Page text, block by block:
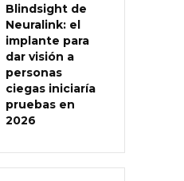
Blindsight de
Neuralink: el
implante para
dar visión a
personas
ciegas iniciaría
pruebas en
2026